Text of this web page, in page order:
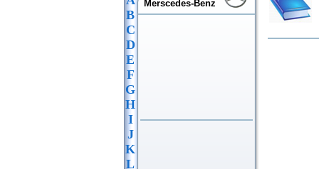
B
C
D
E
F
G
H
I
J
K
L
Merscedes-Benz